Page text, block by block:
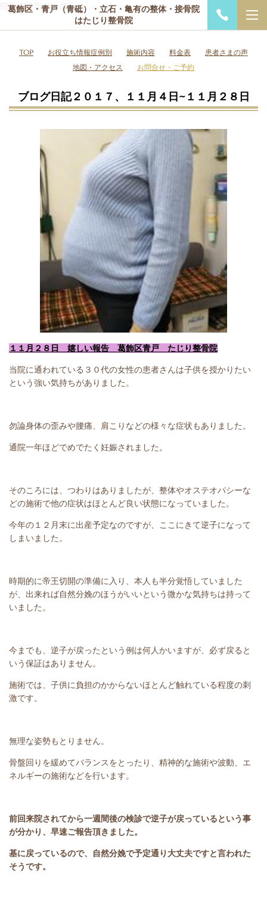
院長の最新ブログ日記
葛飾区・青戸（青砥）・立石・亀有の整体・接骨院
はたじり整骨院
TOP お役立ち情報症例別 施術内容 料金表
患者さまの声
地図・アクセス
お問合せ・ご予約
ブログ日記２０１７、１１月４日~１１月２８日
１１月２８日 嬉しい報告 葛飾区青戸 たじり整骨院
当院に通われている３０代の女性の患者さんは子供を授かりたい
という強い気持ちがありました。
勿論身体の歪みや腰痛、肩こりなどの様々な症状もありました。
通院一年ほどでめでたく妊娠されました。
そのころには、つわりはありましたが、整体やオステオパシーな
どの施術で他の症状はほとんど良い状態になっていました。
今年の１２月末に出産予定なのですが、ここにきて逆子になって
しまいました。
時期的に帝王切開の準備に入り、本人も半分覚悟していました
が、出来れば自然分娩のほうがいいという微かな気持ちは持って
いました。
今までも、逆子が戻ったという例は何人かいますが、必ず戻ると
いう保証はありません。
施術では、子供に負担のかからないほとんど触れている程度の刺
激です。
無理な姿勢もとりません。
骨盤回りを緩めてバランスをとったり、精神的な施術や波動、エ
ネルギーの施術などを行います。
前回来院されてから一週間後の検診で逆子が戻っているという事
が分かり、早速ご報告頂きました。
基に戻っているので、自然分娩で予定通り大丈夫ですと言われた
そうです。